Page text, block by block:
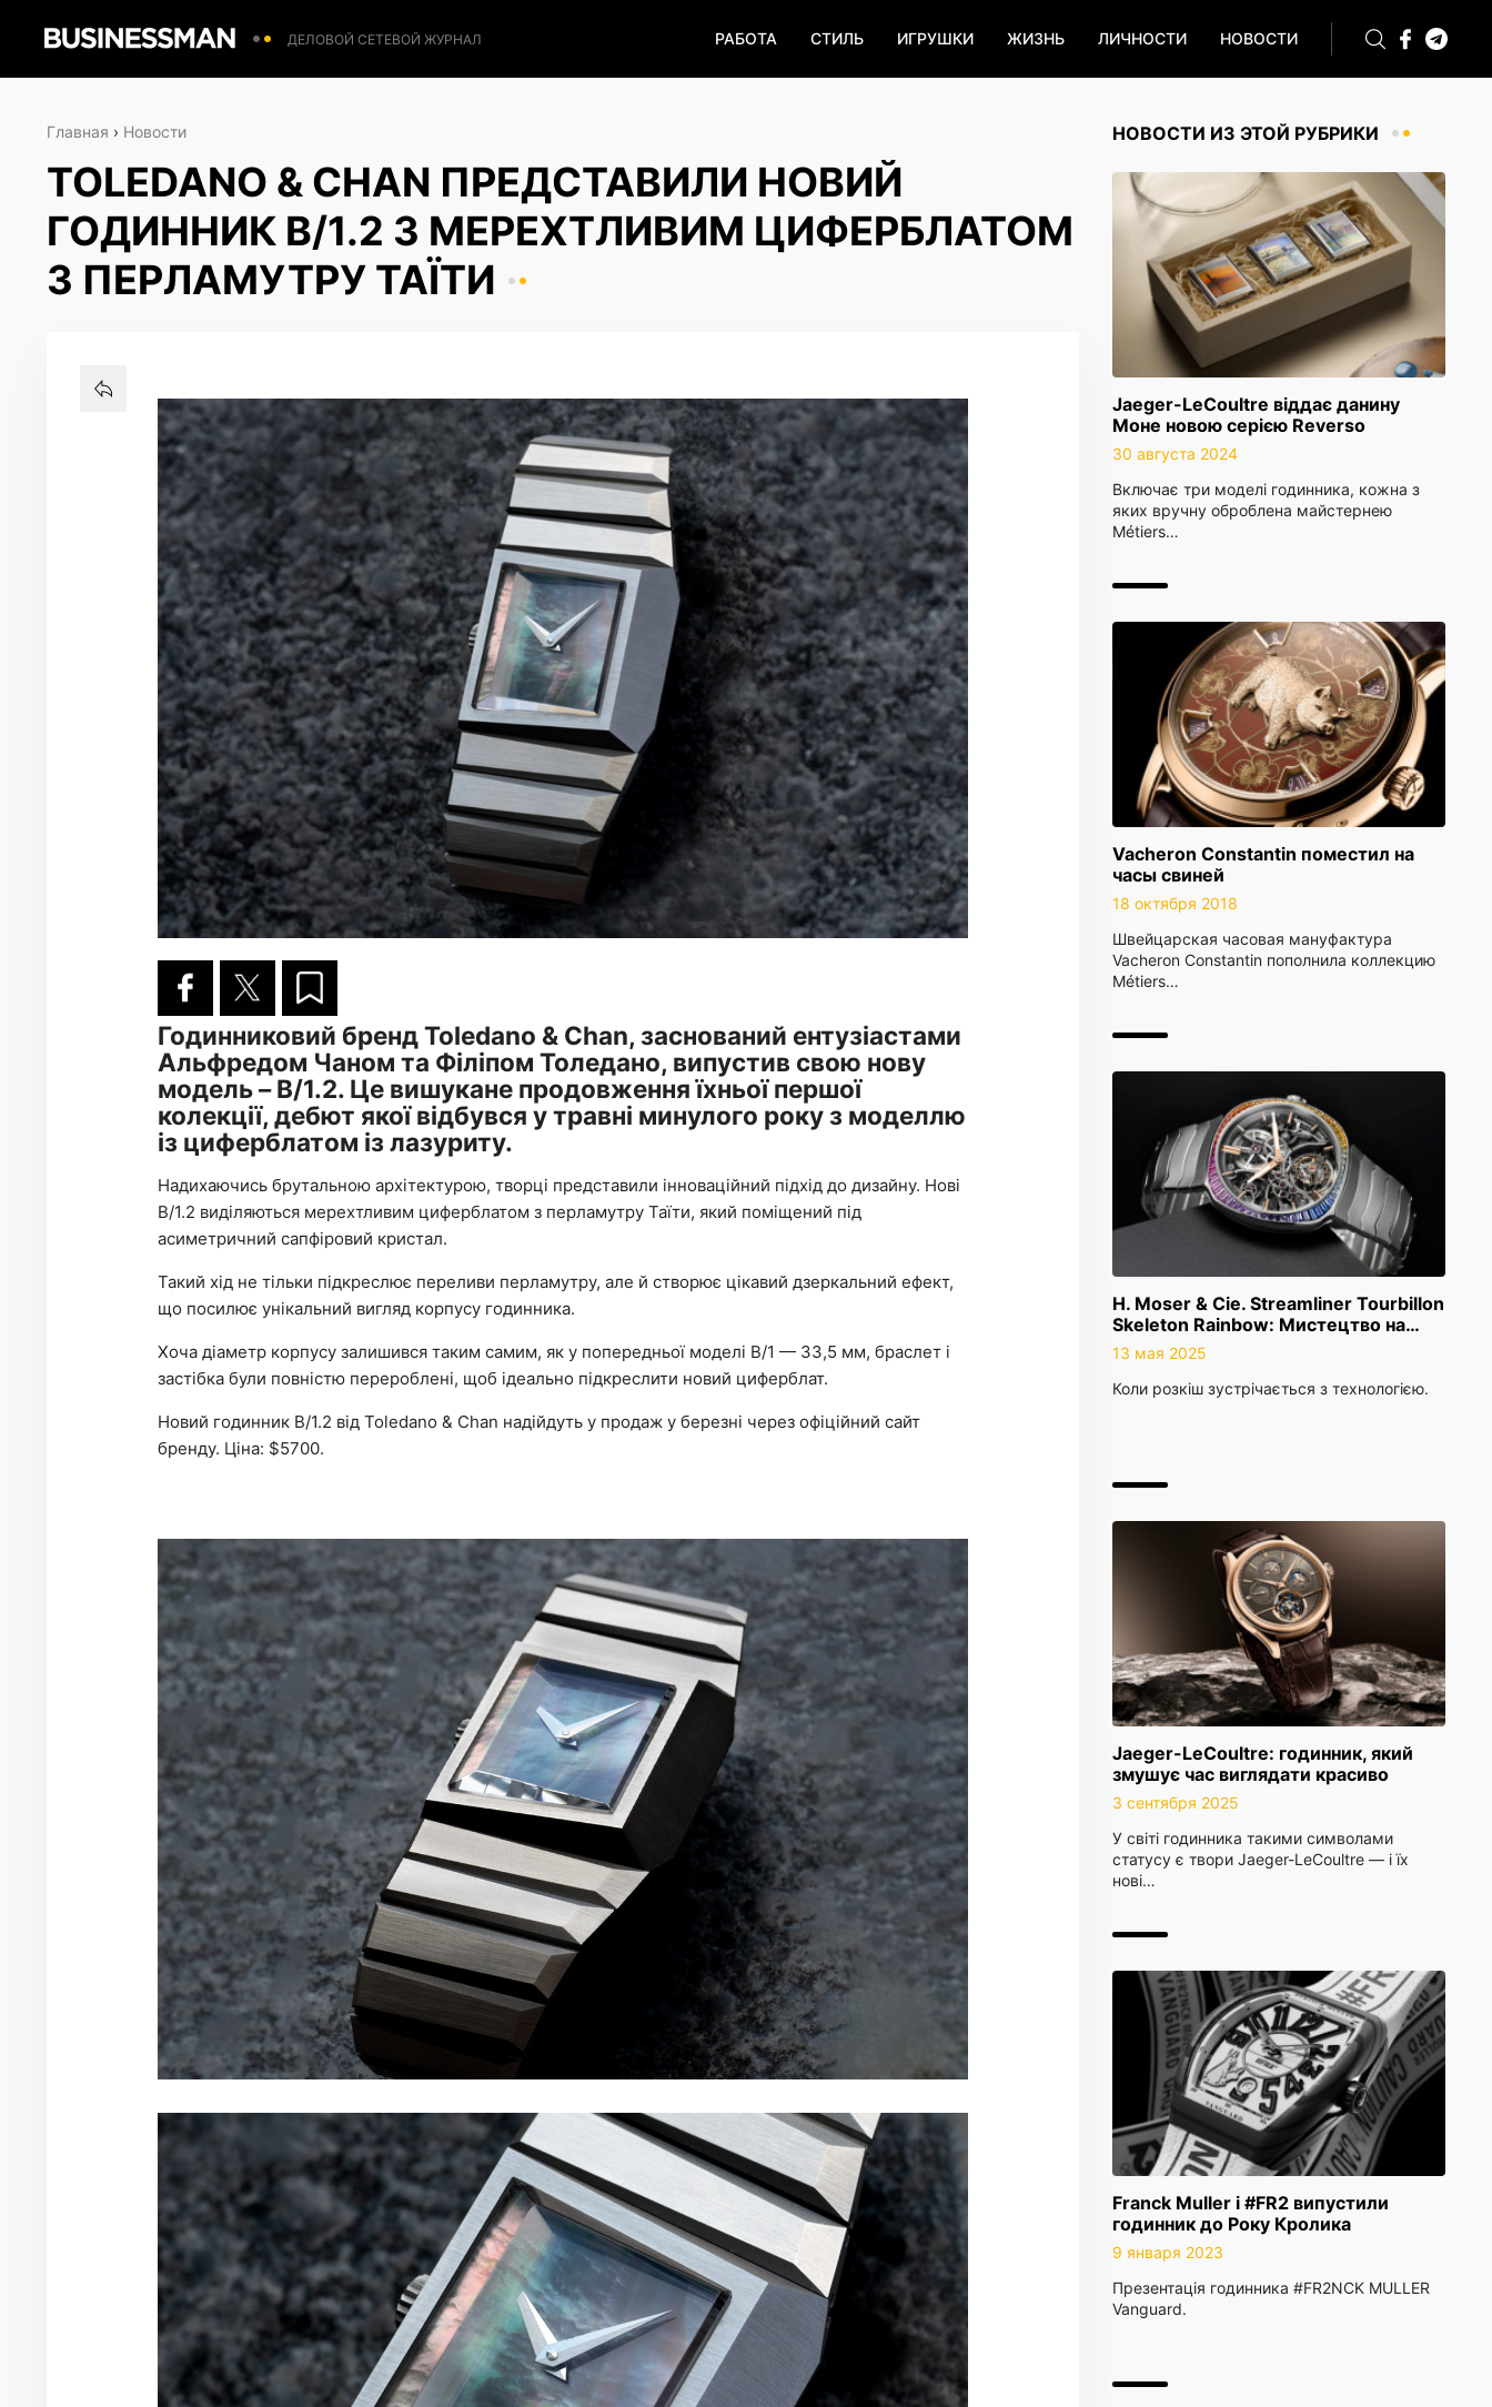
ДЕЛОВОЙ СЕТЕВОЙ ЖУРНАЛ РАБОТА СТИЛЬ ИГРУШКИ ЖИЗНЬ ЛИЧНОСТИ НОВОСТИ
НОВОСТИ ИЗ ЭТОЙ РУБРИКИ
Jaeger-LeCoultre віддає данину
Моне новою серією Reverso
30 августа 2024
Включає три моделі годинника, кожна з
яких вручну оброблена майстернею
Métiers…
Vacheron Constantin поместил на
часы свиней
18 октября 2018
Швейцарская часовая мануфактура
Vacheron Constantin пополнила коллекцию
Métiers…
H. Moser & Cie. Streamliner Tourbillon
Skeleton Rainbow: Мистецтво на…
13 мая 2025
Коли розкіш зустрічається з технологією.
Jaeger-LeCoultre: годинник, який
змушує час виглядати красиво
3 сентября 2025
У світі годинника такими символами
статусу є твори Jaeger-LeCoultre — і їх
нові…
Franck Muller і #FR2 випустили
годинник до Року Кролика
9 января 2023
Презентація годинника #FR2NCK MULLER
Vanguard.
Главная › Новости
TOLEDANO & CHAN ПРЕДСТАВИЛИ НОВИЙ
ГОДИННИК B/1.2 З МЕРЕХТЛИВИМ ЦИФЕРБЛАТОМ
З ПЕРЛАМУТРУ ТАЇТИ
Годинниковий бренд Toledano & Chan, заснований ентузіастами
Альфредом Чаном та Філіпом Толедано, випустив свою нову
модель – B/1.2. Це вишукане продовження їхньої першої
колекції, дебют якої відбувся у травні минулого року з моделлю
із циферблатом із лазуриту.
Надихаючись брутальною архітектурою, творці представили інноваційний підхід до дизайну. Нові
B/1.2 виділяються мерехтливим циферблатом з перламутру Таїти, який поміщений під
асиметричний сапфіровий кристал.
Такий хід не тільки підкреслює переливи перламутру, але й створює цікавий дзеркальний ефект,
що посилює унікальний вигляд корпусу годинника.
Хоча діаметр корпусу залишився таким самим, як у попередньої моделі B/1 — 33,5 мм, браслет і
застібка були повністю перероблені, щоб ідеально підкреслити новий циферблат.
Новий годинник B/1.2 від Toledano & Chan надійдуть у продаж у березні через офіційний сайт
бренду. Ціна: $5700.